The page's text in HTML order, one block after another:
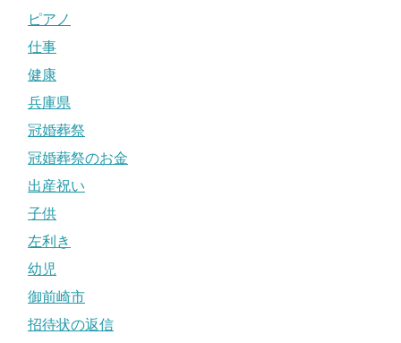
ピアノ
仕事
健康
兵庫県
冠婚葬祭
冠婚葬祭のお金
出産祝い
子供
左利き
幼児
御前崎市
招待状の返信